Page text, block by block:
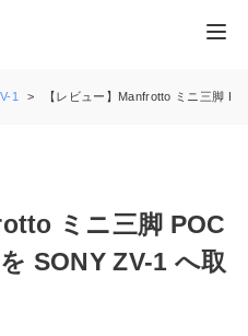
1 【レビュー】Manfrotto ミニ三脚
ミニ三脚 POC
SONY ZV-1 へ取